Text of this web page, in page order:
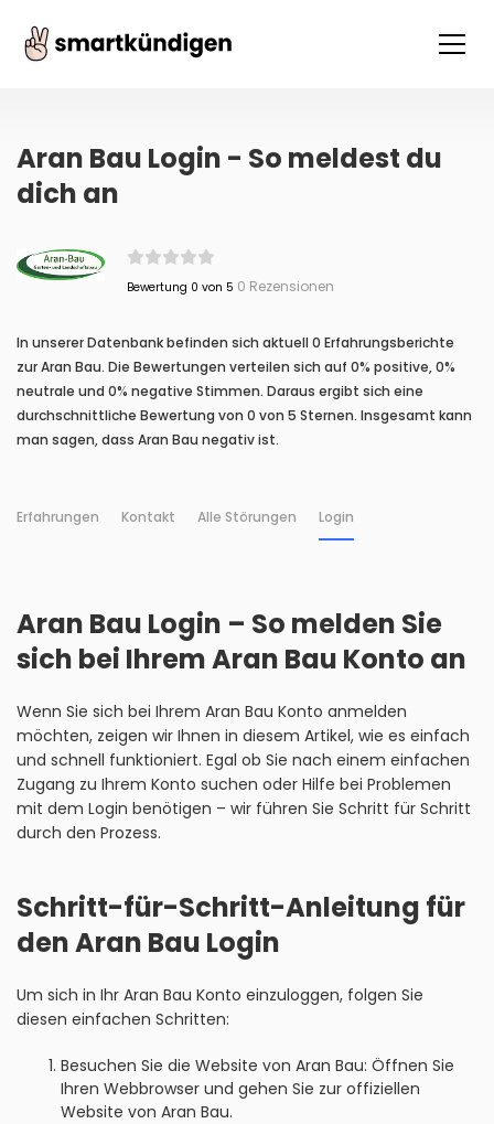
Aran Bau Login - So meldest du
dich an
Bewertung 0 von 5 0 Rezensionen
In unserer Datenbank befinden sich aktuell 0 Erfahrungsberichte
zur Aran Bau. Die Bewertungen verteilen sich auf 0% positive, 0%
neutrale und 0% negative Stimmen. Daraus ergibt sich eine
durchschnittliche Bewertung von 0 von 5 Sternen. Insgesamt kann
man sagen, dass Aran Bau negativ ist.
Erfahrungen Kontakt Alle Störungen Login
Aran Bau Login – So melden Sie
sich bei Ihrem Aran Bau Konto an
Wenn Sie sich bei Ihrem Aran Bau Konto anmelden
möchten, zeigen wir Ihnen in diesem Artikel, wie es einfach
und schnell funktioniert. Egal ob Sie nach einem einfachen
Zugang zu Ihrem Konto suchen oder Hilfe bei Problemen
mit dem Login benötigen – wir führen Sie Schritt für Schritt
durch den Prozess.
Schritt-für-Schritt-Anleitung für
den Aran Bau Login
Um sich in Ihr Aran Bau Konto einzuloggen, folgen Sie
diesen einfachen Schritten:
Besuchen Sie die Website von Aran Bau: Öffnen Sie
Ihren Webbrowser und gehen Sie zur offiziellen
Website von Aran Bau.